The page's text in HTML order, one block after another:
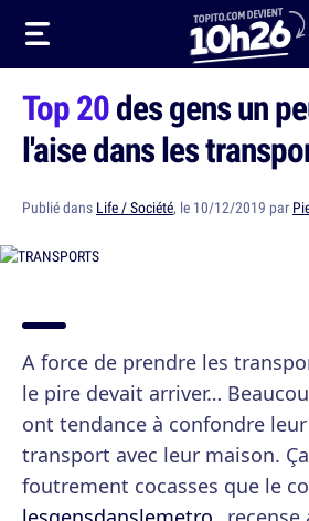
Top 20des gens un
l'aise dans les
Publié dans Life / Société, le 10/12/2019 par
A force de prendre les
le pire devait arriver…
ont tendance à confondre
transport avec leur maison.
foutrement cocasses que le